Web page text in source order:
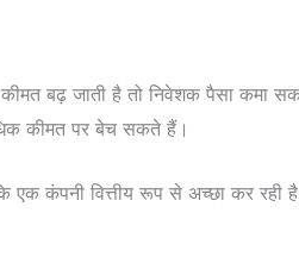
बढ़ जाती है तो निवेशक पैसा कमा
कीमत पर बेच सकते हैं।
कंपनी वित्तीय रूप से अच्छा कर रही है